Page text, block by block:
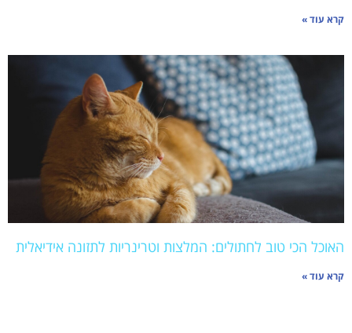
קרא עוד »
האוכל הכי טוב לחתולים: המלצות וטרינריות לתזונה אידיאלית
קרא עוד »